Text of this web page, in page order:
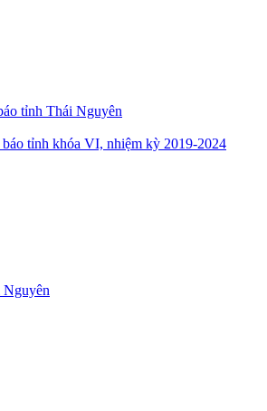
tỉnh Thái Nguyên
tỉnh khóa VI, nhiệm kỳ 2019-2024